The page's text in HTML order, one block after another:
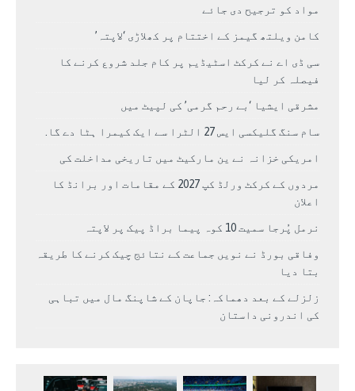
مواد کو ترجیح دی جائے
کامن ویلتھ گیمز کے اختتام پر کھلاڑی ‘لاپتہ’
سی ڈی اے نے کرکٹ اسٹیڈیم پر کام جلد شروع کرنے کا
فیصلہ کر لیا
مشرقی ایشیا ‘بے رحم گرمی’ کی لپیٹ میں
سام سنگ گلیکسی ایس 27 الٹرا سے ایک کیمرا ہٹا دے گا.
امریکی خزانہ نے ین مارکیٹ میں تاریخی مداخلت کی
مردوں کے کرکٹ ورلڈ کپ 2027 کے مقامات اور برانڈ کا
اعلان
نرمل پُرجا سمیت 10 کوہ پیما براڈ پیک پر لاپتہ
وفاقی بورڈ نے نویں جماعت کے نتائج چیک کرنے کا طریقہ
بتا دیا
زلزلے کے بعد دھماکہ: جاپان کے شاپنگ مال میں تباہی
کی اندرونی داستان